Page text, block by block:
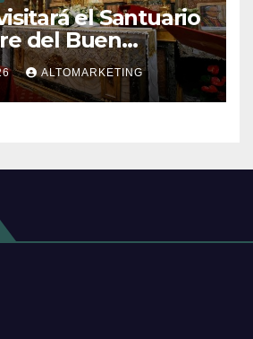
el Santuario
del Buen
Genazzano
ALTOMARKETING